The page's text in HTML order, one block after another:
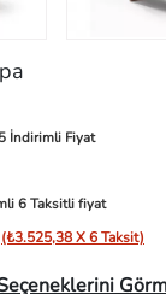
İndirimli Fiyat
6 Taksitli fiyat
(₺3.525,38 X 6 Taksit)